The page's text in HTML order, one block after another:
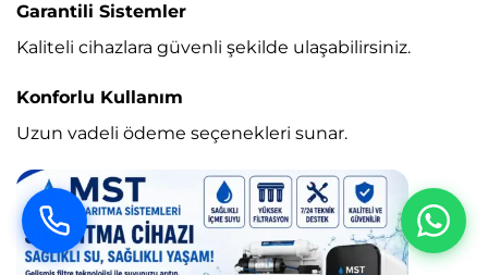
Garantili Sistemler
Kaliteli cihazlara güvenli şekilde ulaşabilirsiniz.
Konforlu Kullanım
Uzun vadeli ödeme seçenekleri sunar.